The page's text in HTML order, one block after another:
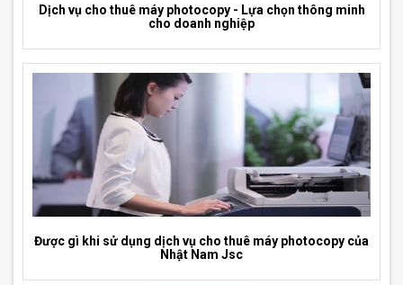
Dịch vụ cho thuê máy photocopy - Lựa chọn thông minh
cho doanh nghiệp
Được gì khi sử dụng dịch vụ cho thuê máy photocopy của
Nhật Nam Jsc